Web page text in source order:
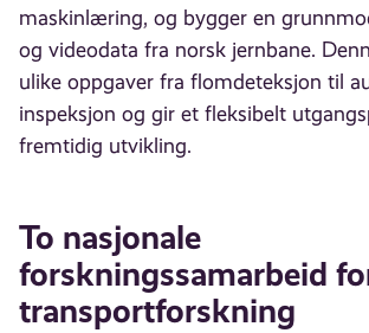
maskinlæring, og bygger en
og videodata fra norsk jernbane.
ulike oppgaver fra flomdeteksjon til
inspeksjon og gir et fleksibelt
fremtidig utvikling.
To nasjonale
forskningssamarbeid
transportforskning